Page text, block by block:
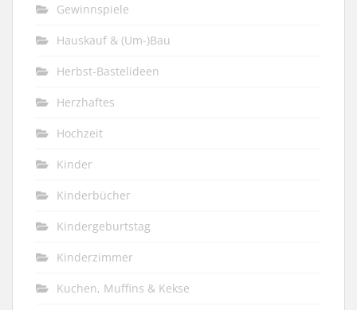
Gewinnspiele
Hauskauf & (Um-)Bau
Herbst-Bastelideen
Herzhaftes
Hochzeit
Kinder
Kinderbücher
Kindergeburtstag
Kinderzimmer
Kuchen, Muffins & Kekse